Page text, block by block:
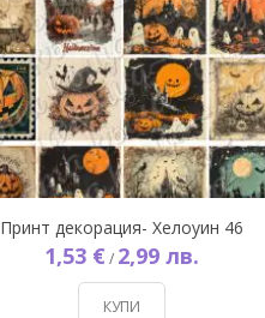
Принт декорация- Хелоуин 46
1,53 € / 2,99 лв.
КУПИ